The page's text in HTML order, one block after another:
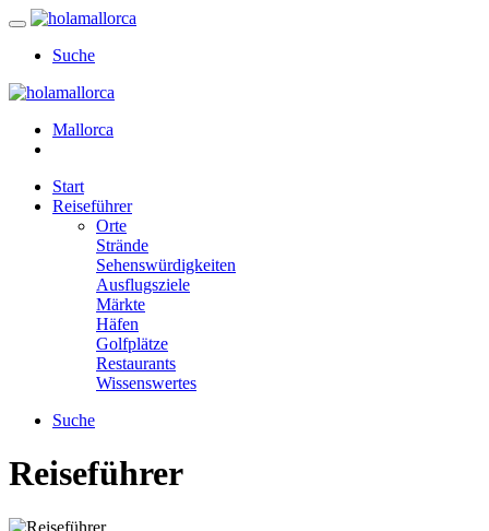
Suche
Mallorca
Start
Reiseführer
Orte
Strände
Sehenswürdigkeiten
Ausflugsziele
Märkte
Häfen
Golfplätze
Restaurants
Wissenswertes
Suche
Reiseführer